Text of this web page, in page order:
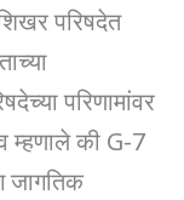
परिषदेत
परिणामांवर
म्हणाले की G-7
जागतिक